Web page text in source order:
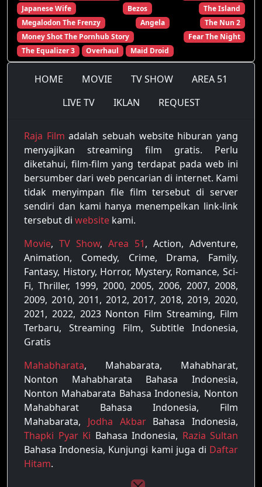
Japanese Wife
Bezos
The Island
Megalodon The Frenzy
Angela
The Nun 2
Money Shot The Pornhub Story
Fear The Night
The Equalizer 3
Overhaul Maid Droid
HOME MOVIE TV SHOW
AREA 51
LIVE TV
IKLAN REQUEST
Raja Film adalah sebuah website hiburan yang
menyajikan streaming film gratis. Perlu
diketahui, film-film yang terdapat pada web ini
bersumber dari web pencarian di internet. Kami
tidak menyimpan file film tersebut di server
sendiri dan kami hanya menempelkan link-link
tersebut di website kami.
Movie, TV Show, Area 51, Action, Adventure,
Animation, Comedy, Crime, Drama, Family,
Fantasy, History, Horror, Mystery, Romance, Sci-
Fi, Thriller, 1999, 2000, 2005, 2006, 2007, 2008,
2009, 2010, 2011, 2012, 2017, 2018, 2019, 2020,
2021, 2022, 2023 Nonton Film Streaming, Film
Terbaru, Streaming Film, Subtitle Indonesia,
Gratis
Mahabharata, Mahabarata, Mahabharat,
Nonton Mahabharata Bahasa Indonesia,
Nonton Mahabarata Bahasa Indonesia, Nonton
Mahabharat Bahasa Indonesia, Film
Mahabarata, Jodha AkbarBahasa Indonesia,
Thapki Pyar Ki Bahasa Indonesia, Razia Sultan
Bahasa Indonesia, Kunjungi kami juga di Daftar
Hitam.